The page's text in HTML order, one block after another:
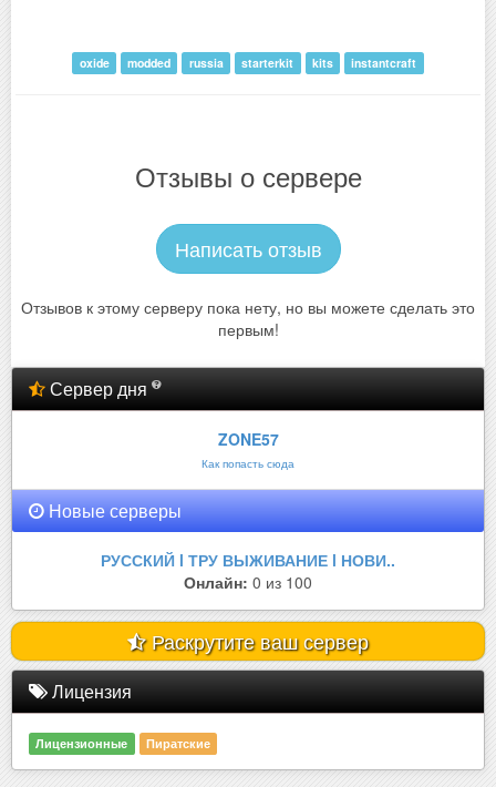
oxide modded russia starterkit kits instantcraft
Отзывы о сервере
Написать отзыв
Отзывов к этому серверу пока нету, но вы можете сделать это
первым!
Сервер дня
ZONE57
Как попасть сюда
Новые серверы
РУССКИЙ l ТРУ ВЫЖИВАНИЕ l НОВИ..
Онлайн: 0 из 100
Раскрутите ваш сервер
Лицензия
Лицензионные Пиратские